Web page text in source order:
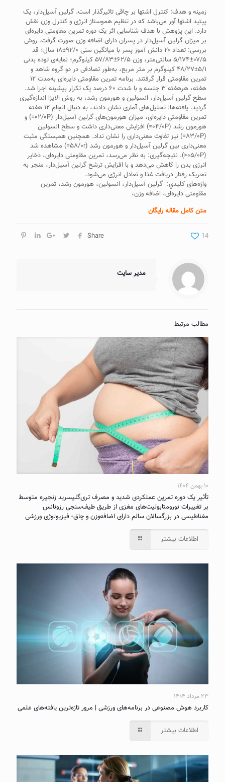
زمينه و هدف: کنترل اشتها بر چاقی تاثيرگذار است. گرلين آسيل‌دار، يک
پپتيد اشتها آور می‌باشد که در تنظيم هموستاز انرژی و کنترل وزن نقش
دارد. اين پژوهش با هدف شناسايی اثر يک دوره تمرين مقاومتی دايره‌ای
بر ميزان گرلين آسيل‌دار در پسران دارای اضافه وزن صورت گرفت. روش
بررسی: تعداد ۲۰ دانش آموز پسر با ميانگين سنی ۹۲/۰±۱۸ سال؛ قد
۰۷/۵±۵/۱۷۴ سانتی‌متر، وزن ۶۲/۵±۵۷/۸۳ کيلوگرم؛ نمايه‌ی توده بدنی
۵/۱±۴۸/۲۷ کيلوگرم بر متر مربع، به‌طور تصادفی در دو گروه شاهد و
تمرين مقاومتی قرار گرفتند. برنامه تمرين مقاومتی دايره‌ای به‌مدت ۱۲
هفته، هرهفته ۳ جلسه و با شدت ۶۰ درصد يک تکرار بيشينه اجرا شد.
سطح گرلين آسيل‌دار، انسولين و هورمون رشد، به روش الايزا اندازه‌گيری
گرديد. يافته‌ها: تحليل‌های آماری نشان دادند، به دنبال انجام ۱۲ هفته
تمرين مقاومتی دايره‌ای، ميزان هورمون‌های گرلين آسيل‌دار (۰۲/۰P=) و
هورمون رشد (۰۴/۰P=) افزايش معنی‌داری داشت و سطح انسولين
(۸۳/۰P=) نيز تفاوت معنی‌داری را نشان نداد. همچنين همبستگی مثبت
معنی‌داری بين گرلين آسيل‌دار و هورمون رشد (۵۸/۰r=) مشاهده شد
(۰۵/۰P<). نتيجه‌گيری: به نظر می‌رسد، تمرين مقاومتی دايره‌ای، ذخاير
انرژی بدن را کاهش می‌دهد و با افزايش ترشح گرلين آسيل‌دار، منجر به
تحريک رفتار دريافت غذا و تعادل انرژی می‌شود.
واژه‌های كليدي: گرلين آسيل‌دار، انسولين، هورمون رشد، تمرين
مقاومتی دايره‌ای، اضافه وزن،
متن کامل مقاله رایگان
Share 14
مدیر سایت
مطالب مرتبط
۱۰ بهمن ۱۴۰۴
تأثیر یک دوره تمرین عملکردی شدید و مصرف تری‌گلیسرید زنجیره متوسط
بر تغییرات نورومتابولیت‌های مغزی از طریق طیف‌سنجی رزونانس
مغناطیسی در بزرگسالان سالم دارای اضافه‌وزن و چاق- فیزیولوژی ورزشی
اطلاعات بیشتر
۲۳ مرداد ۱۴۰۴
کاربرد هوش مصنوعی در برنامه‌های ورزشی | مرور تازه‌ترین یافته‌های علمی
اطلاعات بیشتر